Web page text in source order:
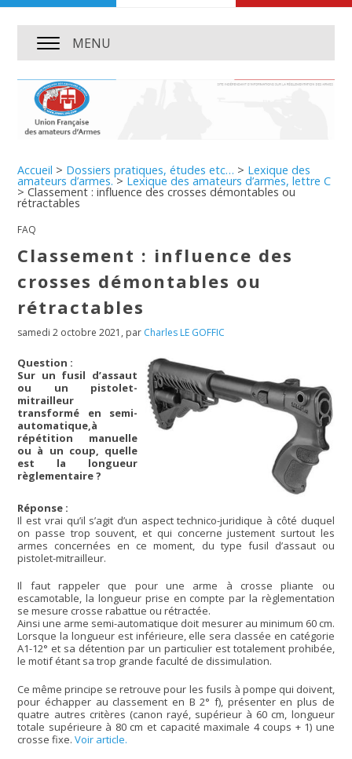
MENU
Accueil > Dossiers pratiques, études etc… > Lexique des
amateurs d’armes.> Lexique des amateurs d’armes, lettre C
>Classement : influence des crosses démontables ou
rétractables
FAQ
Classement : influence des
crosses démontables ou
rétractables
samedi 2 octobre 2021, par Charles LE GOFFIC
Question :
Sur un fusil d’assaut
ou un pistolet-
mitrailleur
transformé en semi-
automatique,à
répétition manuelle
ou à un coup, quelle
est la longueur
règlementaire ?
Réponse :
Il est vrai qu’il s’agit d’un aspect technico-juridique à côté duquel
on passe trop souvent, et qui concerne justement surtout les
armes concernées en ce moment, du type fusil d’assaut ou
pistolet-mitrailleur.
Il faut rappeler que pour une arme à crosse pliante ou
escamotable, la longueur prise en compte par la règlementation
se mesure crosse rabattue ou rétractée.
Ainsi une arme semi-automatique doit mesurer au minimum 60 cm.
Lorsque la longueur est inférieure, elle sera classée en catégorie
A1-12° et sa détention par un particulier est totalement prohibée,
le motif étant sa trop grande faculté de dissimulation.
Ce même principe se retrouve pour les fusils à pompe qui doivent,
pour échapper au classement en B 2° f), présenter en plus de
quatre autres critères (canon rayé, supérieur à 60 cm, longueur
totale supérieure à 80 cm et capacité maximale 4 coups + 1) une
crosse fixe.Voir article.